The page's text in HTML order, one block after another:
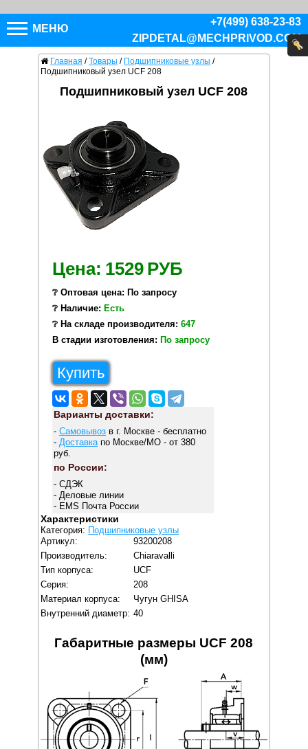
МЕНЮ
+7(499) 638-23-83
ZIPDETAL@MECHPRIVOD.COM
Главная / Товары / Подшипниковые узлы /
Подшипниковый узел UCF 208
Подшипниковый узел UCF 208
Цена: 1529 РУБ
❔ Оптовая цена: По запросу
❔ Наличие: Есть
❔ На складе производителя: 647
В стадии изготовления: По запросу
Купить
Варианты доставки:
- Самовывозв г. Москве - бесплатно
- Доставкапо Москве/МО - от 380
руб.
по России:
- СДЭК
- Деловые линии
- EMS Почта России
Характеристики
Категория: Подшипниковые узлы
Артикул:
93200208
Производитель:
Chiaravalli
Тип корпуса:
UCF
Серия:
208
Материал корпуса:
Чугун GHISA
Внутренний диаметр: 40
Габаритные размеры UCF 208
(мм)